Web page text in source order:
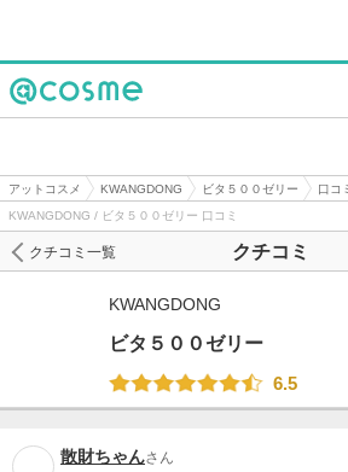
アットコスメ KWANGDONG ビタ５００ゼリー 口コ
KWANGDONG / ビタ５００ゼリー 口コミ
クチコミ
クチコミ一覧
KWANGDONG
ビタ５００ゼリー
6.5
散財ちゃんさん